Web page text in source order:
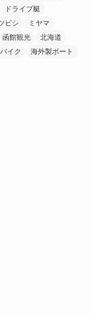
ドライブ艇
ビシ
ミヤマ
函館観光
北海道
イク
海外製ボート